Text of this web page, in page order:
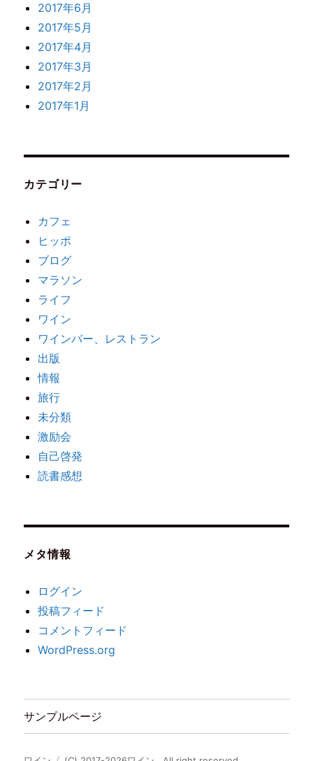
2017年6月
2017年5月
2017年4月
2017年3月
2017年2月
2017年1月
カテゴリー
カフェ
ヒッポ
ブログ
マラソン
ライフ
ワイン
ワインバー、レストラン
出版
情報
旅行
未分類
激励会
自己啓発
読書感想
メタ情報
ログイン
投稿フィード
コメントフィード
WordPress.org
サンプルページ